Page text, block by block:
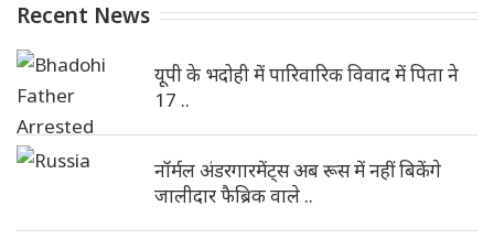
Recent News
यूपी के भदोही में पारिवारिक विवाद में पिता ने
17 ..
नॉर्मल अंडरगारमेंट्स अब रूस में नहीं बिकेंगे
जालीदार फैब्रिक वाले ..